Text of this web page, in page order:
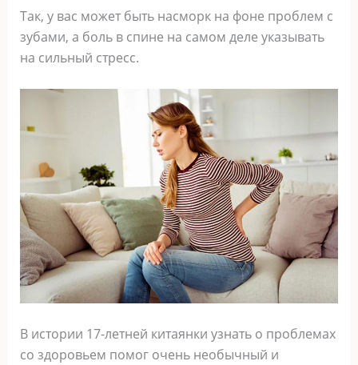
Так, у вас может быть насморк на фоне проблем с
зубами, а боль в спине на самом деле указывать
на сильный стресс.
В истории 17-летней китаянки узнать о проблемах
со здоровьем помог очень необычный и